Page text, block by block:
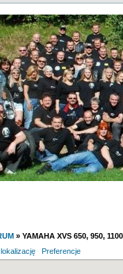
» YAMAHA XVS 650, 950,
Preferencje